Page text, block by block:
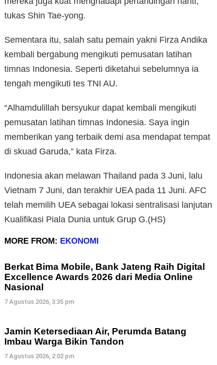
tukas Shin Tae-yong.
Sementara itu, salah satu pemain yakni Firza Andika
kembali bergabung mengikuti pemusatan latihan
timnas Indonesia. Seperti diketahui sebelumnya ia
tengah mengikuti tes TNI AU.
“Alhamdulillah bersyukur dapat kembali mengikuti
pemusatan latihan timnas Indonesia. Saya ingin
memberikan yang terbaik demi asa mendapat tempat
di skuad Garuda,” kata Firza.
Indonesia akan melawan Thailand pada 3 Juni, lalu
Vietnam 7 Juni, dan terakhir UEA pada 11 Juni. AFC
telah memilih UEA sebagai lokasi sentralisasi lanjutan
Kualifikasi Piala Dunia untuk Grup G.(HS)
MORE FROM: EKONOMI
Berkat Bima Mobile, Bank Jateng Raih Digital
Excellence Awards 2026 dari Media Online
Nasional
7 Agustus 2026, 3:35 pm
Jamin Ketersediaan Air, Perumda Batang
Imbau Warga Bikin Tandon
7 Agustus 2026, 2:02 pm